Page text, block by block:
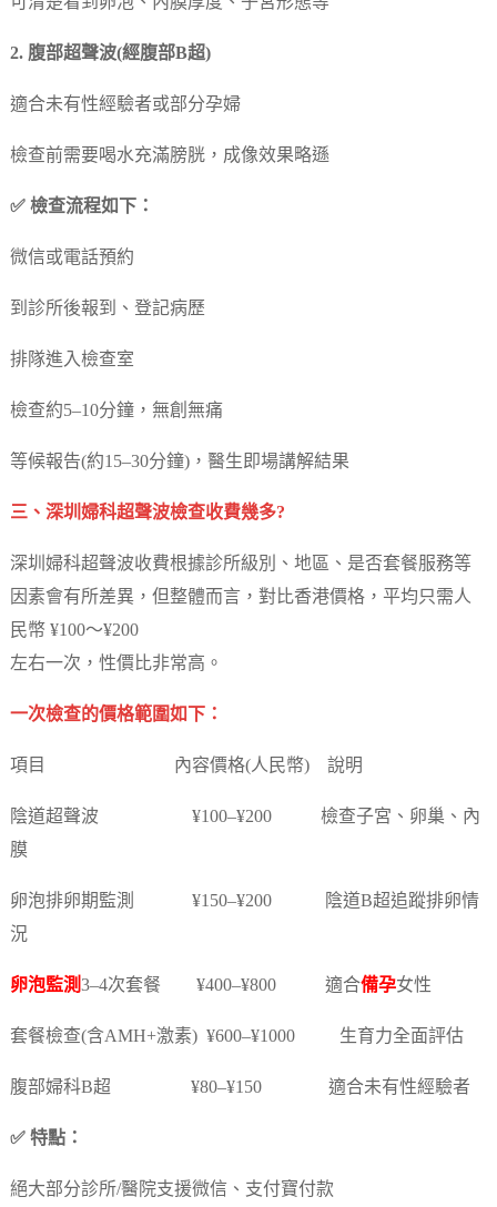
2. 腹部超聲波(經腹部B超)
適合未有性經驗者或部分孕婦
檢查前需要喝水充滿膀胱，成像效果略遜
✅ 檢查流程如下：
微信或電話預約
到診所後報到、登記病歷
排隊進入檢查室
檢查約5–10分鐘，無創無痛
等候報告(約15–30分鐘)，醫生即場講解結果
三、深圳婦科超聲波檢查收費幾多?
深圳婦科超聲波收費根據診所級別、地區、是否套餐服務等
因素會有所差異，但整體而言，對比香港價格，平均只需人
民幣 ¥100～¥200
左右一次，性價比非常高。
一次檢查的價格範圍如下：
項目 內容價格(人民幣) 說明
陰道超聲波 ¥100–¥200 檢查子宮、卵巢、內
膜
卵泡排卵期監測 ¥150–¥200 陰道B超追蹤排卵情
況
卵泡監測3–4次套餐 ¥400–¥800 適合備孕女性
套餐檢查(含AMH+激素) ¥600–¥1000 生育力全面評估
腹部婦科B超 ¥80–¥150 適合未有性經驗者
✅ 特點：
絕大部分診所/醫院支援微信、支付寶付款